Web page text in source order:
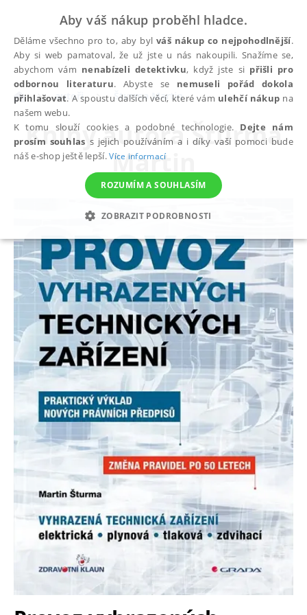
autoři Šturma Martin
Knihy autoraŠturma
Martin
Aby váš nákup proběhl hladce.
Děláme všechno pro to, aby bylváš nákup co nejpohodlnější.
Aby si web pamatoval, že už jste u nás nakoupili. Snažíme se,
abychom vám nenabízeli detektivku, když jste si přišli pro
odbornou literaturu. Abyste se nemuseli pořád dokola
přihlašovat. A spoustu dalších věcí, které vám ulehčí nákup na
našem webu.
K tomu slouží cookies a podobné technologie. Dejte nám
prosím souhlas s jejich používáním a i díky vaší pomoci bude
náš e-shop ještě lepší.Více informací
ROZUMÍM A SOUHLASÍM
ZOBRAZIT PODROBNOSTI
NEZBYTNÉ ANALYTICKÉ MARKETINGOVÉ
FUNKČNÍ NEZAŘAZENÉ SOUBORY
Nezbytné Analytické Marketingové
Funkční
Nezařazené soubory
Nezbytně nutné soubory cookie umožňují základní funkce webových
stránek, jako je přihlášení uživatele a správa účtu. Webové stránky nelze
bez nezbytně nutných souborů cookie správně používat.
Název
Provider /
Vyprší Popis
CookieScriptConsent
CookieScript
www.grada.cz
1 měsíc
Tento soubor
cookie
používá
služba
předvoleb
souhlasu se
soubory
cookie
Je nutné, aby
banner